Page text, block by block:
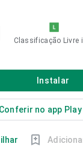
Classificação Livre
Instalar
Conferir no app